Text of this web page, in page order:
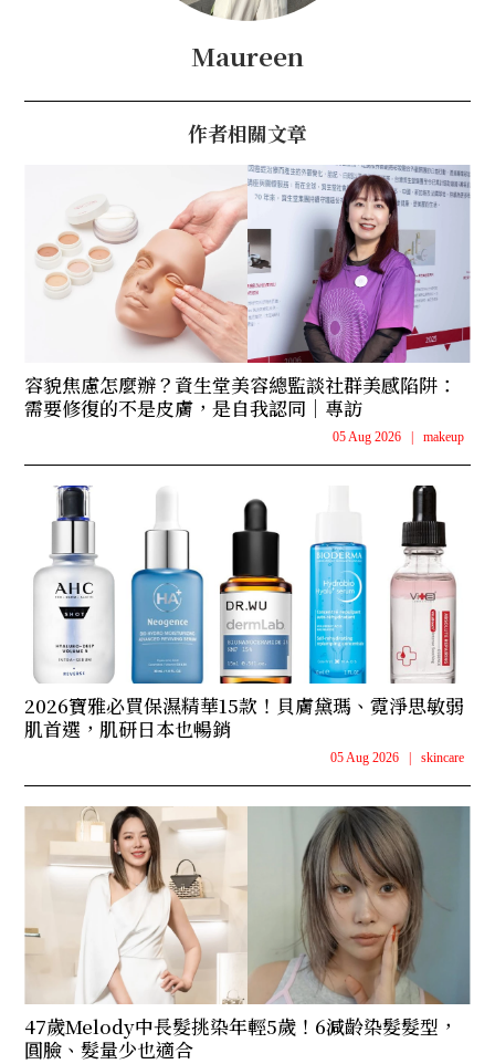
Maureen
作者相關文章
容貌焦慮怎麼辦？資生堂美容總監談社群美感陷阱：
需要修復的不是皮膚，是自我認同｜專訪
05 Aug 2026 makeup
2026寶雅必買保濕精華15款！貝膚黛瑪、霓淨思敏弱
肌首選，肌研日本也暢銷
05 Aug 2026 skincare
47歲Melody中長髮挑染年輕5歲！6減齡染髮髮型，
圓臉、髮量少也適合